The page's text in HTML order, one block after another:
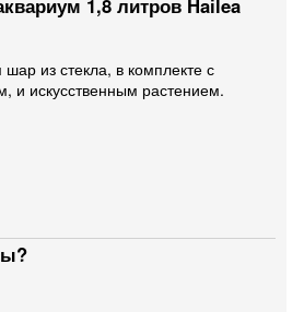
1,8 литров Hailea
из стекла, в комплекте с
и искусственным растением.